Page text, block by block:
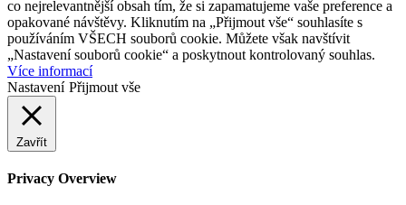
co nejrelevantnější obsah tím, že si zapamatujeme vaše preference a
opakované návštěvy. Kliknutím na „Přijmout vše“ souhlasíte s
používáním VŠECH souborů cookie. Můžete však navštívit
„Nastavení souborů cookie“ a poskytnout kontrolovaný souhlas.
Více informací
Nastavení Přijmout vše
Zavřít
Privacy Overview